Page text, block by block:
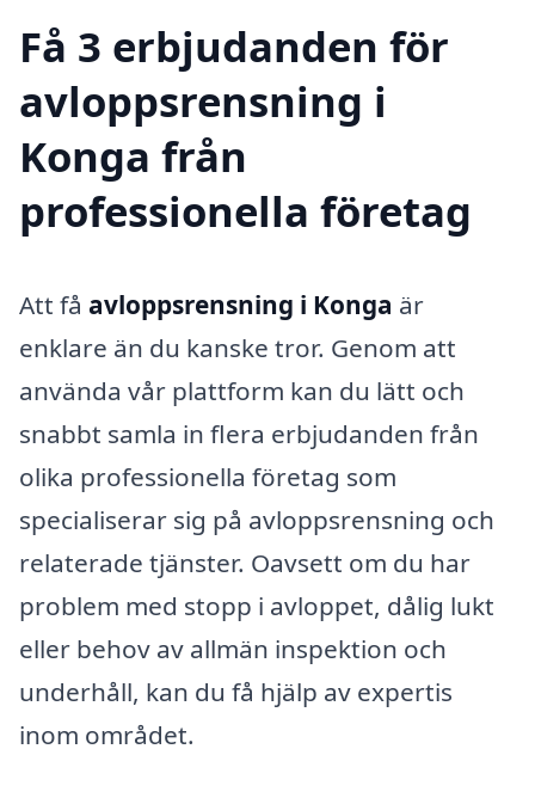
Få 3 erbjudanden för
avloppsrensning i
Konga från
professionella företag
Att få avloppsrensning i Konga är
enklare än du kanske tror. Genom att
använda vår plattform kan du lätt och
snabbt samla in flera erbjudanden från
olika professionella företag som
specialiserar sig på avloppsrensning och
relaterade tjänster. Oavsett om du har
problem med stopp i avloppet, dålig lukt
eller behov av allmän inspektion och
underhåll, kan du få hjälp av expertis
inom området.